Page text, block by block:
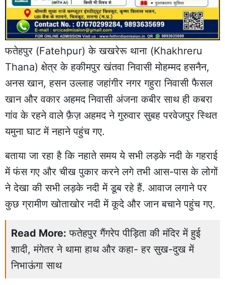
फतेहपुर (Fatehpur) के खखरेरू थाना (Khakhreru
Thana) क्षेत्र के हकीमपुर खंतवा निवासी मोहम्मद हसनैन,
अनस खान, हसन उल्लाह जहांगीर नगर गहुरा निवासी फैसल
खान और वकार अहमद निवासी अंजना कबीर साथ ही कबरा
गांव के रहने वाले फ़ैज़ अहमद ने गुरुवार सुबह परवेजपुर स्थित
यमुना घाट में नहाने पहुंच गए.
बताया जा रहा है कि नहाते समय ये सभी लड़के नदी के गहराई
में फंस गए और चीख पुकार करने लगे तभी आस-पास के लोगों
ने देखा की सभी लड़के नदी में डूब रहे हैं. आवाज लगाने पर
कुछ ग्रामीण खोताखोर नदी में कूदे और जान बचाने पहुंच गए.
Read More: फतेहपुर गैंगरेप पीड़िता की मंदिर में हुई
शादी, मंगेतर ने थामा हाथ और कहा- हर सुख-दुख में
निभाऊंगा साथ